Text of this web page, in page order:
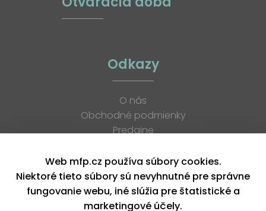
Odkazy
O nás
Obchodné podmienky
Predajne
K stiahnutiu
Blog
Kontakt
Kariéra
Web mfp.cz používa súbory cookies.
Niektoré tieto súbory sú nevyhnutné pre správne
fungovanie webu, iné slúžia pre štatistické a
marketingové účely.